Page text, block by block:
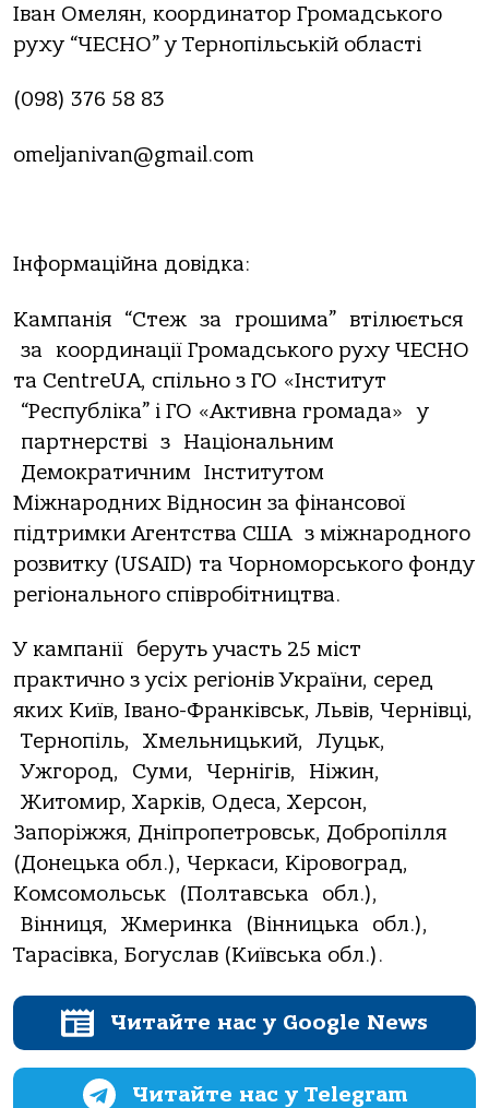
Іван Омелян, координатор Громадського
руху “ЧЕСНО” у Тернопільській області
(098) 376 58 83
omeljanivan@gmail.com
Інформаційна довідка:
Кампанія “Стеж за грошима” втілюється
за координації Громадського руху ЧЕСНО
та CentreUA, спільно з ГО «Інститут
“Республіка” і ГО «Активна громада» у
партнерстві з Національним
Демократичним Інститутом
Міжнародних Відносин за фінансової
підтримки Агентства США з міжнародного
розвитку (USAID) та Чорноморського фонду
регіонального співробітництва.
У кампанії беруть участь 25 міст
практично з усіх регіонів України, серед
яких Київ, Івано-Франківськ, Львів, Чернівці,
Тернопіль, Хмельницький, Луцьк,
Ужгород, Суми, Чернігів, Ніжин,
Житомир, Харків, Одеса, Херсон,
Запоріжжя, Дніпропетровськ, Добропілля
(Донецька обл.), Черкаси, Кіровоград,
Комсомольськ (Полтавська обл.),
Вінниця, Жмеринка (Вінницька обл.),
Тарасівка, Богуслав (Київська обл.).
Читайте нас у Google News
Читайте нас у Telegram